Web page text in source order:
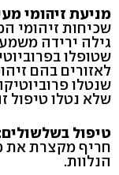
מניעת זיהומי
שכיחות זיהומי
גילה ירידה
שטופלו
לאזורים בהם
שנטלו
שלא נטלו טיפול
טיפול
חריף מקצרת את
הנלוות.